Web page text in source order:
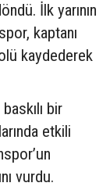
İlk yarının
kaptanı
kaydederek
bir
etkili
vurdu.